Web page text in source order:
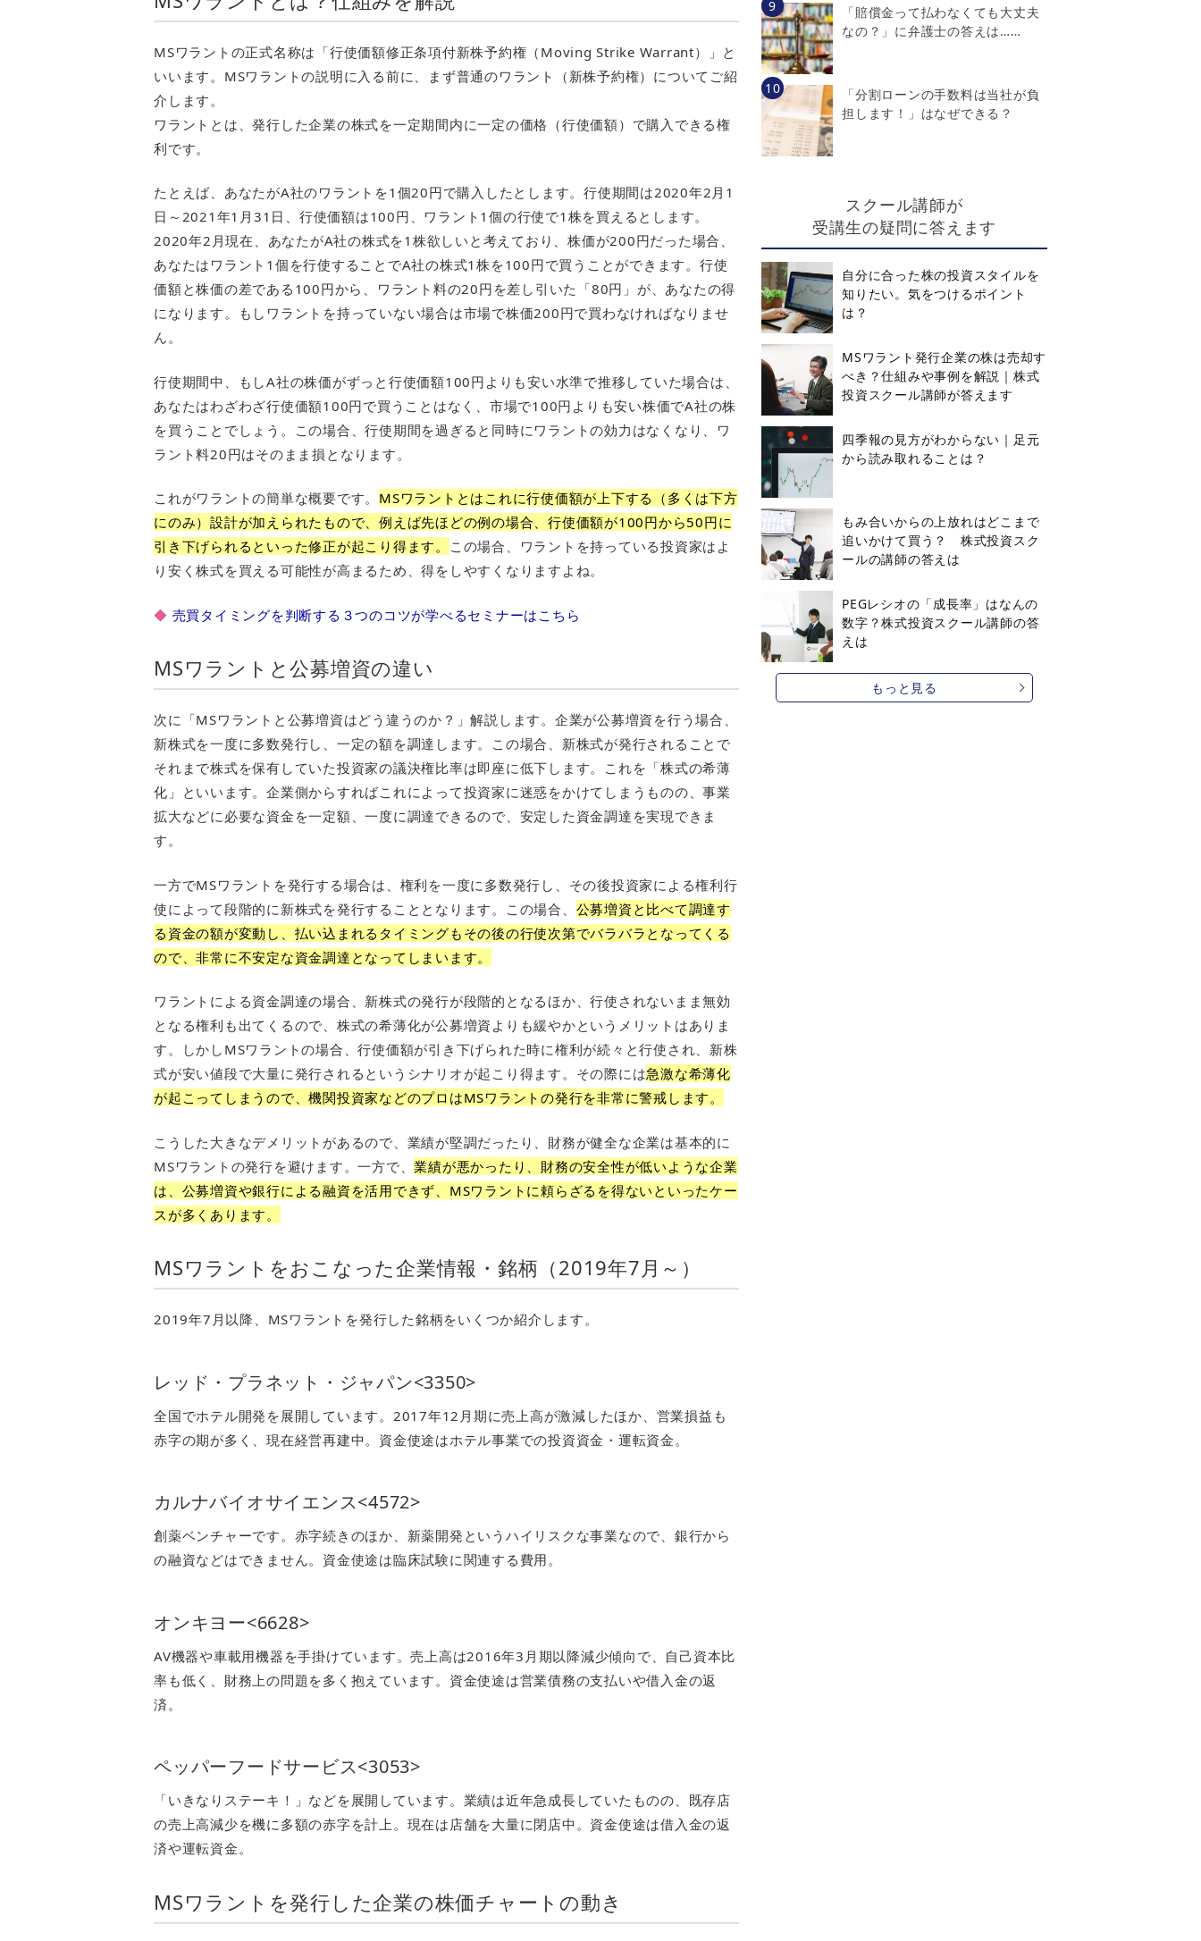
MSワラントの正式名称は「行使価額修正条項付新株予約権（Moving Strike Warrant）」と
いいます。MSワラントの説明に入る前に、まず普通のワラント（新株予約権）についてご紹
介します。
ワラントとは、発行した企業の株式を一定期間内に一定の価格（行使価額）で購入できる権
利です。
たとえば、あなたがA社のワラントを1個20円で購入したとします。行使期間は2020年2月1
日～2021年1月31日、行使価額は100円、ワラント1個の行使で1株を買えるとします。
2020年2月現在、あなたがA社の株式を1株欲しいと考えており、株価が200円だった場合、
あなたはワラント1個を行使することでA社の株式1株を100円で買うことができます。行使
価額と株価の差である100円から、ワラント料の20円を差し引いた「80円」が、あなたの得
になります。もしワラントを持っていない場合は市場で株価200円で買わなければなりませ
ん。
行使期間中、もしA社の株価がずっと行使価額100円よりも安い水準で推移していた場合は、
あなたはわざわざ行使価額100円で買うことはなく、市場で100円よりも安い株価でA社の株
を買うことでしょう。この場合、行使期間を過ぎると同時にワラントの効力はなくなり、ワ
ラント料20円はそのまま損となります。
これがワラントの簡単な概要です。 MSワラントとはこれに行使価額が上下する（多くは下方
にのみ）設計が加えられたもので、例えば先ほどの例の場合、行使価額が100円から50円に
引き下げられるといった修正が起こり得ます。
この場合、ワラントを持っている投資家はよ
り安く株式を買える可能性が高まるため、得をしやすくなりますよね。
◆ 売買タイミングを判断する３つのコツが学べるセミナーはこちら
MSワラントと公募増資の違い
次に「MSワラントと公募増資はどう違うのか？」解説します。企業が公募増資を行う場合、
新株式を一度に多数発行し、一定の額を調達します。この場合、新株式が発行されることで
それまで株式を保有していた投資家の議決権比率は即座に低下します。これを「株式の希薄
化」といいます。企業側からすればこれによって投資家に迷惑をかけてしまうものの、事業
拡大などに必要な資金を一定額、一度に調達できるので、安定した資金調達を実現できま
す。
一方でMSワラントを発行する場合は、権利を一度に多数発行し、その後投資家による権利行
使によって段階的に新株式を発行することとなります。この場合、 公募増資と比べて調達す
る資金の額が変動し、払い込まれるタイミングもその後の行使次第でバラバラとなってくる
ので、非常に不安定な資金調達となってしまいます。
ワラントによる資金調達の場合、新株式の発行が段階的となるほか、行使されないまま無効
となる権利も出てくるので、株式の希薄化が公募増資よりも緩やかというメリットはありま
す。しかしMSワラントの場合、行使価額が引き下げられた時に権利が続々と行使され、新株
式が安い値段で大量に発行されるというシナリオが起こり得ます。その際には急激な希薄化
が起こってしまうので、機関投資家などのプロはMSワラントの発行を非常に警戒します。
こうした大きなデメリットがあるので、業績が堅調だったり、財務が健全な企業は基本的に
MSワラントの発行を避けます。一方で、業績が悪かったり、財務の安全性が低いような企業
は、公募増資や銀行による融資を活用できず、MSワラントに頼らざるを得ないといったケー
スが多くあります。
MSワラントをおこなった企業情報・銘柄（2019年7月～）
2019年7月以降、MSワラントを発行した銘柄をいくつか紹介します。
レッド・プラネット・ジャパン<3350>
全国でホテル開発を展開しています。2017年12月期に売上高が激減したほか、営業損益も
赤字の期が多く、現在経営再建中。資金使途はホテル事業での投資資金・運転資金。
カルナバイオサイエンス<4572>
創薬ベンチャーです。赤字続きのほか、新薬開発というハイリスクな事業なので、銀行から
の融資などはできません。資金使途は臨床試験に関連する費用。
オンキヨー<6628>
AV機器や車載用機器を手掛けています。売上高は2016年3月期以降減少傾向で、自己資本比
率も低く、財務上の問題を多く抱えています。資金使途は営業債務の支払いや借入金の返
済。
ペッパーフードサービス<3053>
「いきなりステーキ！」などを展開しています。業績は近年急成長していたものの、既存店
の売上高減少を機に多額の赤字を計上。現在は店舗を大量に閉店中。資金使途は借入金の返
済や運転資金。
MSワラントを発行した企業の株価チャートの動き
「賠償金って払わなくても大丈夫
なの？」に弁護士の答えは……
「分割ローンの手数料は当社が負
担します！」はなぜできる？
スクール講師が
受講生の疑問に答えます
自分に合った株の投資スタイルを
知りたい。気をつけるポイント
は？
MSワラント発行企業の株は売却す
べき？仕組みや事例を解説｜株式
投資スクール講師が答えます
四季報の見方がわからない｜足元
から読み取れることは？
もみ合いからの上放れはどこまで
追いかけて買う？ 株式投資スク
ールの講師の答えは
PEGレシオの「成長率」はなんの
数字？株式投資スクール講師の答
えは
もっと見る